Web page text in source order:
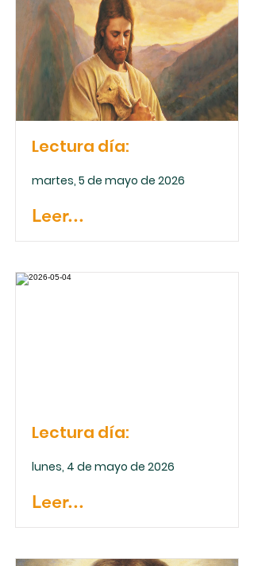
Lectura día:
martes, 5 de mayo de 2026
Leer...
Lectura día:
lunes, 4 de mayo de 2026
Leer...